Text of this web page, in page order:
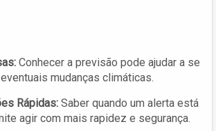
Conhecer a previsão pode ajudar a se
mudanças climáticas.
Rápidas: Saber quando um alerta está
agir com mais rapidez e segurança.